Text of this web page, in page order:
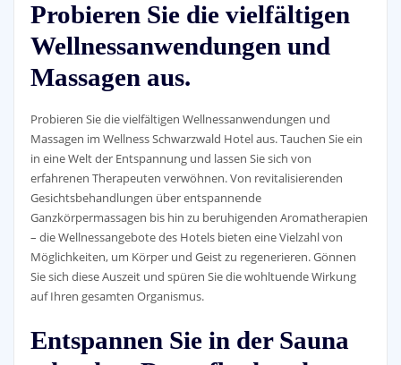
Probieren Sie die vielfältigen
Wellnessanwendungen und
Massagen aus.
Probieren Sie die vielfältigen Wellnessanwendungen und
Massagen im Wellness Schwarzwald Hotel aus. Tauchen Sie ein
in eine Welt der Entspannung und lassen Sie sich von
erfahrenen Therapeuten verwöhnen. Von revitalisierenden
Gesichtsbehandlungen über entspannende
Ganzkörpermassagen bis hin zu beruhigenden Aromatherapien
– die Wellnessangebote des Hotels bieten eine Vielzahl von
Möglichkeiten, um Körper und Geist zu regenerieren. Gönnen
Sie sich diese Auszeit und spüren Sie die wohltuende Wirkung
auf Ihren gesamten Organismus.
Entspannen Sie in der Sauna